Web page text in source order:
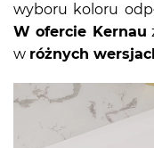
wyboru koloru
W ofercie Kernau
w różnych